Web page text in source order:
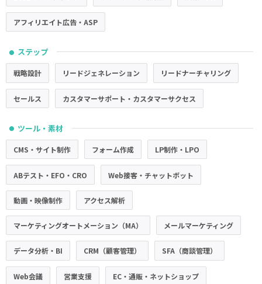
アフィリエイト広告・ASP
● ステップ
戦略設計 リードジェネレーション リードナーチャリング
セールス カスタマーサポート・カスタマーサクセス
● ツール・素材
CMS・サイト制作 フォーム作成 LP制作・LPO
ABテスト・EFO・CRO Web接客・チャットボット
動画・映像制作 アクセス解析
マーケティングオートメーション（MA） メールマーケティング
データ分析・BI CRM（顧客管理） SFA（商談管理）
Web会議 営業支援 EC・通販・ネットショップ